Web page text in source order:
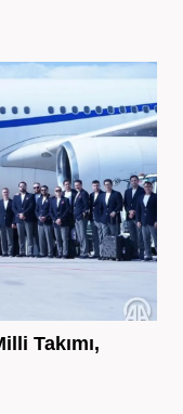
Takımı,